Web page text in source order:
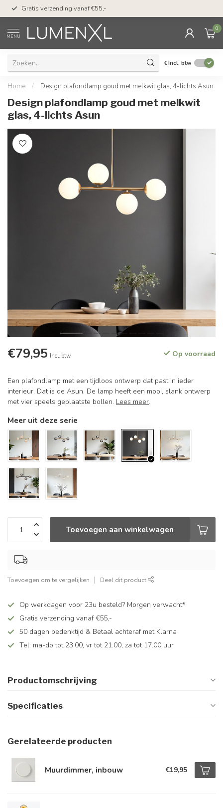
Gratis verzending vanaf €55,-
MENU
0
€Incl. btw
Home / Design plafondlamp goud met melkwit glas, 4-lichts Asun
Design plafondlamp goud met melkwit
glas, 4-lichts Asun
€79,95 Incl. btw Op voorraad
Een plafondlamp met een tijdloos ontwerp dat past in ieder
interieur. Dat is de Asun. De lamp heeft een mooi, slank ontwerp
met vier speels geplaatste bollen. Lees meer.
Meer uit deze serie
Toevoegen aan winkelwagen
Toevoegen om te vergelijken Deel dit product
Op werkdagen voor 23u besteld? Morgen verwacht*
Gratis verzending vanaf €55,-
50 dagen bedenktijd & Betaal achteraf met Klarna
Tel: ma-do tot 23.00, vr tot 21.00, za tot 17.00 uur
Productomschrijving
Specificaties
Gerelateerde producten
Muurdimmer, inbouw €19,95